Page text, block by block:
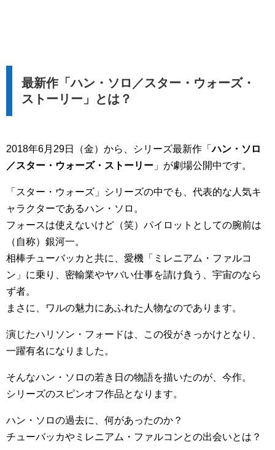
最新作「ハン・ソロ／スター・ウォーズ・
ストーリー」とは？
2018年6月29日（金）から、シリーズ最新作「ハン・ソロ
／スター・ウォーズ・ストーリー 」が劇場公開中です。
「スター・ウォーズ」シリーズの中でも、代表的な人気キ
ャラクターであるハン・ソロ。
フォースは使えないけど（笑）パイロットとしての腕前は
（自称）銀河一。
相棒チューバッカと共に、愛機「ミレニアム・ファルコ
ン」に乗り、密輸業やヤバい仕事を請け負う、宇宙のなら
ず者。
まさに、ワルの魅力にあふれた人物なのであります。
演じたハリソン・フォードは、この役がきっかけとなり、
一躍有名になりました。
そんなハン・ソロの若き日の物語を描いたのが、今作。
シリーズのスピンオフ作品となります。
ハン・ソロの過去に、何があったのか？
チューバッカやミレニアム・ファルコンとの出会いとは？